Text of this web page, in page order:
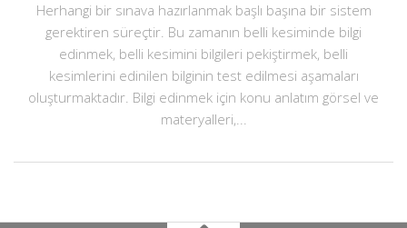
Herhangi bir sınava hazırlanmak başlı başına bir sistem
gerektiren süreçtir. Bu zamanın belli kesiminde bilgi
edinmek, belli kesimini bilgileri pekiştirmek, belli
kesimlerini edinilen bilginin test edilmesi aşamaları
oluşturmaktadır. Bilgi edinmek için konu anlatım görsel ve
materyalleri,...